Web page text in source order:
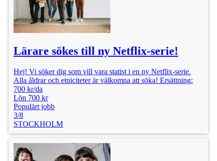
Lärare sökes till ny Netflix-serie!
Hej! Vi söker dig som vill vara statist i en ny Netflix-serie.
Alla åldrar och etniciteter är välkomna att söka! Ersättning:
700 kr/da
Lön 700 kr
Populärt jobb
3/8
STOCKHOLM